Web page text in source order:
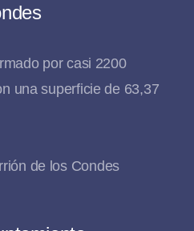
por casi 2200
una superficie de 63,37